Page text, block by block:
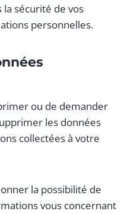
sécurité de vos
personnelles.
ou de demander
les données
collectées à votre
la possibilité de
vous concernant